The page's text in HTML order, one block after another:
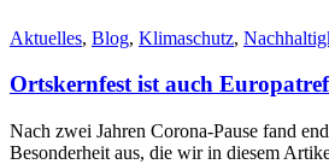
Aktuelles, Blog, Klimaschutz,
Ortskernfest ist auch
Nach zwei Jahren Corona-Pause fand
Besonderheit aus, die wir in diesem